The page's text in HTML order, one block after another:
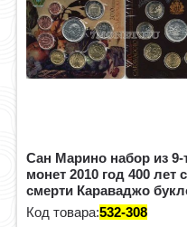
Сан Марино набор из 9-
монет 2010 год 400 лет
смерти Караваджо
Код товара:532-308